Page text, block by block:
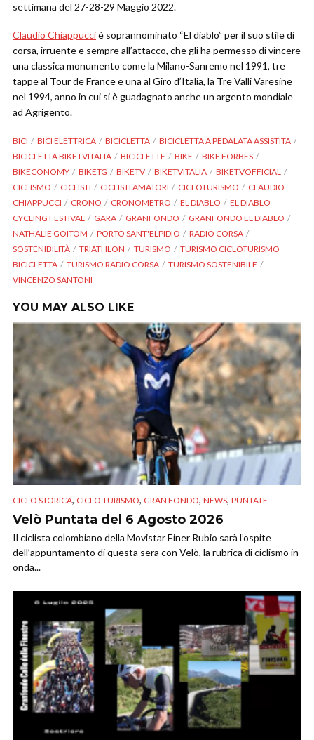
settimana del 27-28-29 Maggio 2022.
Claudio Chiappucciè soprannominato “El diablo” per il suo stile di
corsa, irruente e sempre all’attacco, che gli ha permesso di vincere
una classica monumento come la Milano-Sanremo nel 1991, tre
tappe al Tour de France e una al Giro d’Italia, la Tre Valli Varesine
nel 1994, anno in cui si è guadagnato anche un argento mondiale
ad Agrigento.
BICI BICI ELETTRICA BICICLETTA
BICICLETTA A PEDALATA ASSISTITA
BICICLETTA BIKETVITALIA
BICICLETTE BIKE
BIKE FORBES
BIKECONOMY
BIKETG BIKETV BIKETVITALIA
BIKETVOFFICIAL
CICLISMO
CICLISTI CICLISTI AMATORI CICLOTURISMO
CLAUDIO
CHIAPPUCCI
CRONO CRONOMETRO EL DIABLO
EL DIABLO
CYCLING FESTIVAL
GARA GRANFONDO
GRANFONDO EL DIABLO
NATHALIE GOITOM
PORTO SANT'ELPIDIO
RADIO CORSA
SOSTENIBILITÀ
TRIATHLON TURISMO
TURISMO CICLOTURISMO
BICICLETTA
TURISMO RADIO CORSA
TURISMO SOSTENIBILE
VINCENZO SANTONI
YOU MAY ALSO LIKE
CICLO STORICA, CICLO TURISMO, GRAN FONDO, NEWS, PUNTATE
Velò Puntata del 6 Agosto 2026
Il ciclista colombiano della Movistar Einer Rubio sarà l’ospite
dell’appuntamento di questa sera con Velò, la rubrica di ciclismo in
onda...